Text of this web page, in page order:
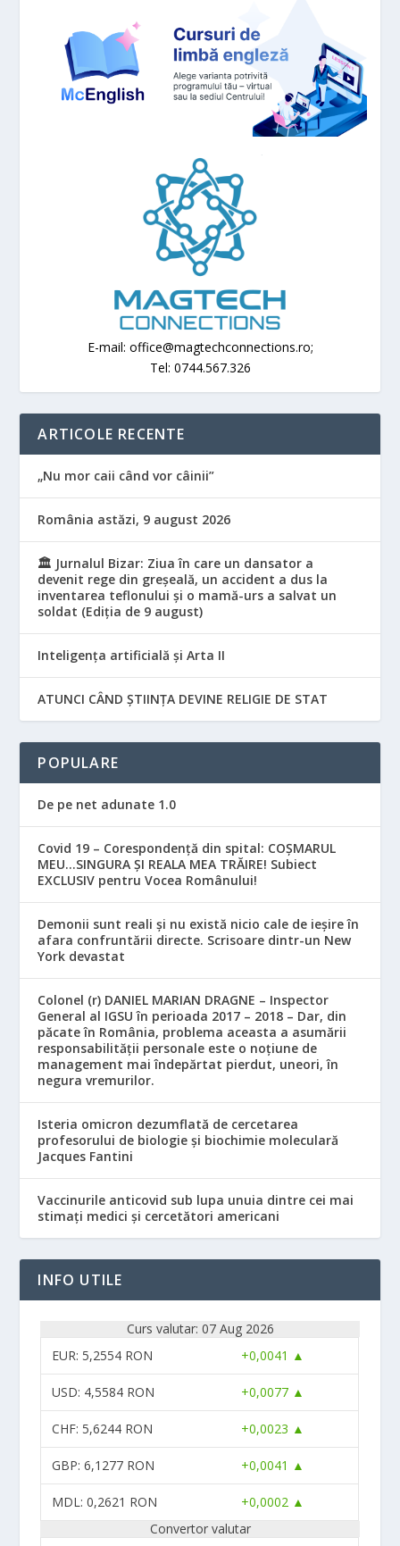
E-mail: office@magtechconnections.ro;
Tel: 0744.567.326
ARTICOLE RECENTE
„Nu mor caii când vor câinii”
România astăzi, 9 august 2026
🏛️ Jurnalul Bizar: Ziua în care un dansator a
devenit rege din greșeală, un accident a dus la
inventarea teflonului și o mamă-urs a salvat un
soldat (Ediția de 9 august)
Inteligența artificială și Arta II
ATUNCI CÂND ȘTIINȚA DEVINE RELIGIE DE STAT
POPULARE
De pe net adunate 1.0
Covid 19 – Corespondență din spital: COȘMARUL
MEU…SINGURA ȘI REALA MEA TRĂIRE! Subiect
EXCLUSIV pentru Vocea Românului!
Demonii sunt reali și nu există nicio cale de ieșire în
afara confruntării directe. Scrisoare dintr-un New
York devastat
Colonel (r) DANIEL MARIAN DRAGNE – Inspector
General al IGSU în perioada 2017 – 2018 – Dar, din
păcate în România, problema aceasta a asumării
responsabilităţii personale este o noţiune de
management mai îndepărtat pierdut, uneori, în
negura vremurilor.
Isteria omicron dezumflată de cercetarea
profesorului de biologie și biochimie moleculară
Jacques Fantini
Vaccinurile anticovid sub lupa unuia dintre cei mai
stimați medici și cercetători americani
INFO UTILE
Curs valutar: 07 Aug 2026
EUR: 5,2554 RON +0,0041 ▲
USD: 4,5584 RON +0,0077 ▲
CHF: 5,6244 RON +0,0023 ▲
GBP: 6,1277 RON +0,0041 ▲
MDL : 0,2621 RON
+0,0002 ▲
Convertor valutar